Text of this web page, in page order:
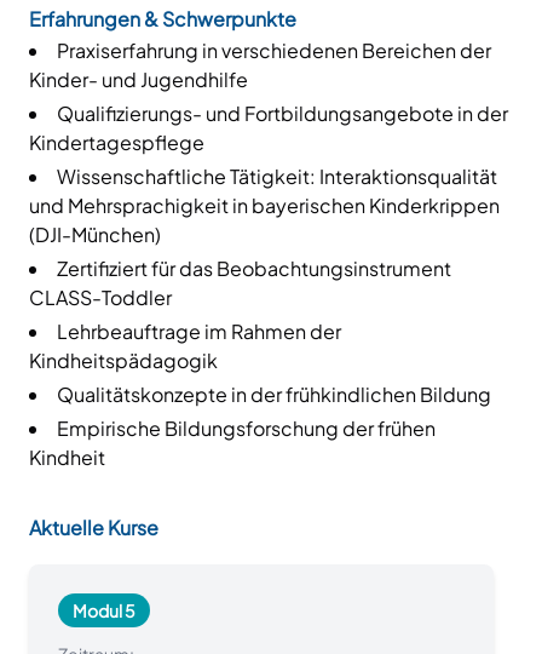
Erfahrungen & Schwerpunkte
Praxiserfahrung in verschiedenen Bereichen der
Kinder- und Jugendhilfe
Qualifizierungs- und Fortbildungsangebote in der
Kindertagespflege
Wissenschaftliche Tätigkeit: Interaktionsqualität
und Mehrsprachigkeit in bayerischen Kinderkrippen
(DJI-München)
Zertifiziert für das Beobachtungsinstrument
CLASS-Toddler
Lehrbeauftrage im Rahmen der
Kindheitspädagogik
Qualitätskonzepte in der frühkindlichen Bildung
Empirische Bildungsforschung der frühen
Kindheit
Aktuelle Kurse
Modul 5